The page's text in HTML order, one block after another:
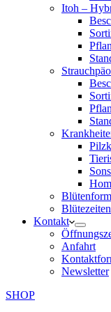
Itoh –
Blütezeiten
Kontakt
Anfahrt
Newsletter
SHOP